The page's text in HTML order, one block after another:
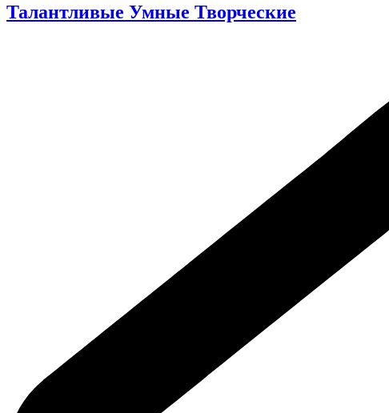
Талантливые Умные Творческие